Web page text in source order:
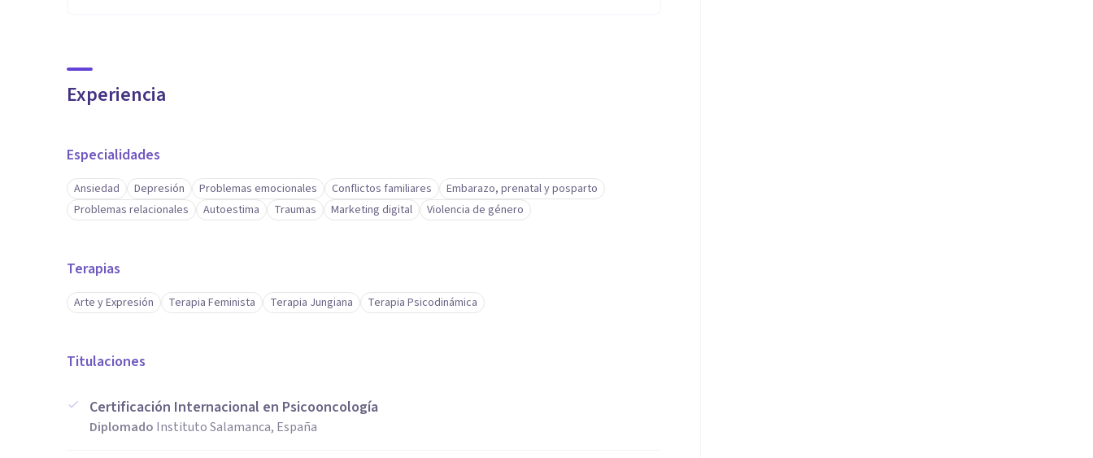
Experiencia
Especialidades
Ansiedad Depresión Problemas emocionales Conflictos familiares
Embarazo, prenatal y posparto
Problemas relacionales
Autoestima Traumas Marketing digital Violencia de género
Terapias
Arte y Expresión Terapia Feminista Terapia Jungiana Terapia Psicodinámica
Titulaciones
Certificación Internacional en Psicooncología
Diplomado Instituto Salamanca, España